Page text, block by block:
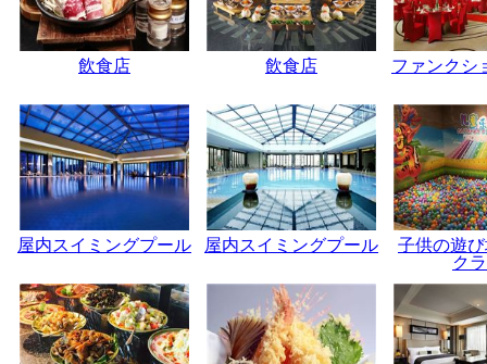
飲食店 飲食店 ファンクシ
屋内スイミングプール 屋内スイミングプール
子供の遊
ク